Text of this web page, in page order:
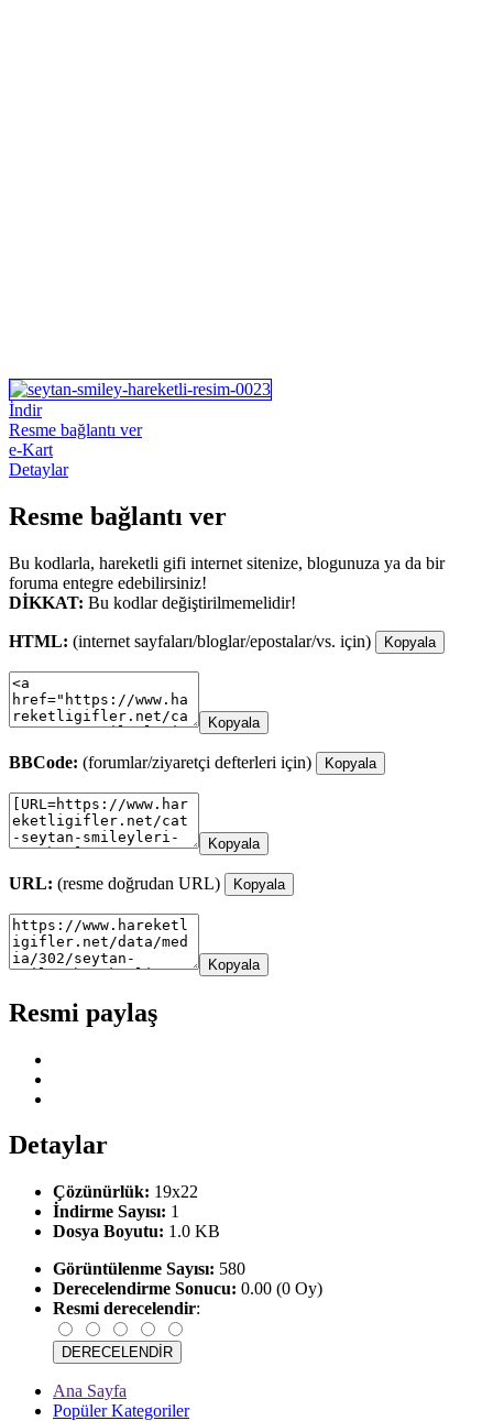
İndir
Resme bağlantı ver
e-Kart
Detaylar
Resme bağlantı ver
Bu kodlarla, hareketli gifi internet sitenize, blogunuza ya da bir
foruma entegre edebilirsiniz!
DİKKAT: Bu kodlar değiştirilmemelidir!
HTML: (internet sayfaları/bloglar/epostalar/vs. için) Kopyala
Kopyala
BBCode: (forumlar/ziyaretçi defterleri için) Kopyala
Kopyala
URL: (resme doğrudan URL) Kopyala
Kopyala
Resmi paylaş
Detaylar
Çözünürlük: 19x22
İndirme Sayısı: 1
Dosya Boyutu: 1.0 KB
Görüntülenme Sayısı: 580
Derecelendirme Sonucu: 0.00 (0 Oy)
Resmi derecelendir:
Ana Sayfa
Popüler Kategoriler